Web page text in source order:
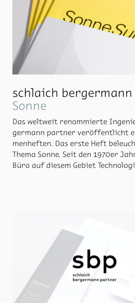
To­po­lo­gie pra­xis­nah er­klärt. Das
rei­che Netz­kon­struk­tio­nen mit
schlaich
Sonne
Das welt­weit re­nom­mier­te
ger­mann part­ner ver­öf­fent­licht
men­hef­ten. Das ers­te Heft
The­ma Son­ne. Seit den 1970er
Büro auf die­sem Ge­biet